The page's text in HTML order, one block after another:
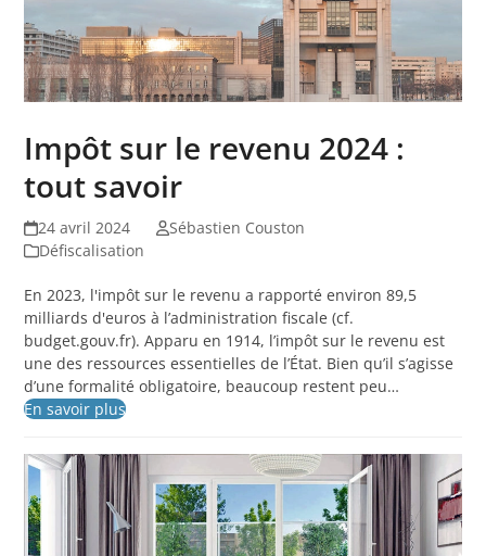
Impôt sur le revenu 2024 :
tout savoir
24 avril 2024
Sébastien Couston
Défiscalisation
En 2023, l'impôt sur le revenu a rapporté environ 89,5
milliards d'euros à l’administration fiscale (cf.
budget.gouv.fr). Apparu en 1914, l’impôt sur le revenu est
une des ressources essentielles de l’État. Bien qu’il s’agisse
d’une formalité obligatoire, beaucoup restent peu…
En savoir plus